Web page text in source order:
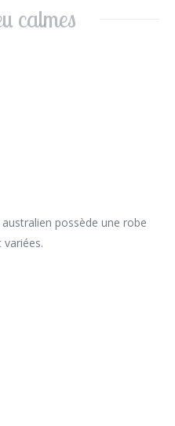
calmes
possède une robe